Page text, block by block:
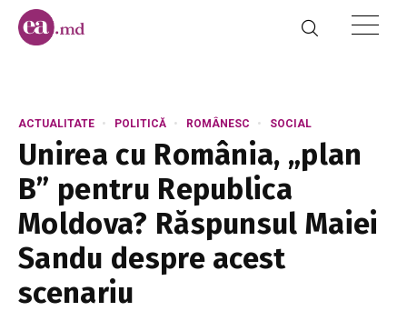
ACTUALITATE POLITICĂ ROMÂNESC SOCIAL
Unirea cu România, „plan
B” pentru Republica
Moldova? Răspunsul Maiei
Sandu despre acest
scenariu